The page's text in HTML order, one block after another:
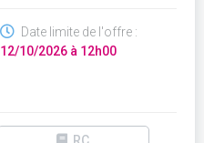
Date limite de l'offre :
12/10/2026 à 12h00